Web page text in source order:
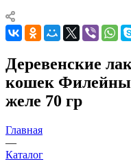
Деревенские
кошек
желе 70 гр
Главная
—
Каталог